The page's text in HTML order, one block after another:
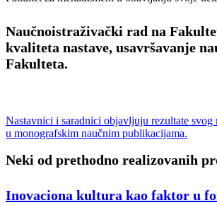
Naučnoistraživački rad na
kvaliteta nastave, usavršavanje
Fakulteta.
Nastavnici i saradnici objavljuju rezultate
u monografskim naučnim publikacijama.
Neki od prethodno realizovanih
Inovaciona kultura kao faktor u